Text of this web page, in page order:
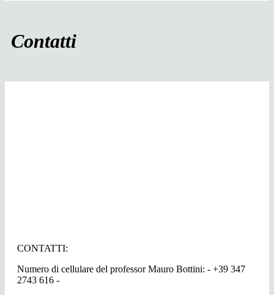
Contatti
CONTATTI:
Numero di cellulare del professor Mauro Bottini: - +39 347
2743 616 -